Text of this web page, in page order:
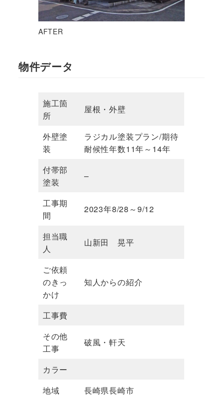
AFTER
物件データ
施工箇
所
屋根・外壁
外壁塗
装
ラジカル塗装プラン/期待
耐候性年数11年～14年
付帯部
塗装
–
工事期
間
2023年8/28～9/12
担当職
人
山新田 晃平
ご依頼
のきっ
かけ
知人からの紹介
工事費
その他
工事
破風・軒天
カラー
地域
長崎県長崎市